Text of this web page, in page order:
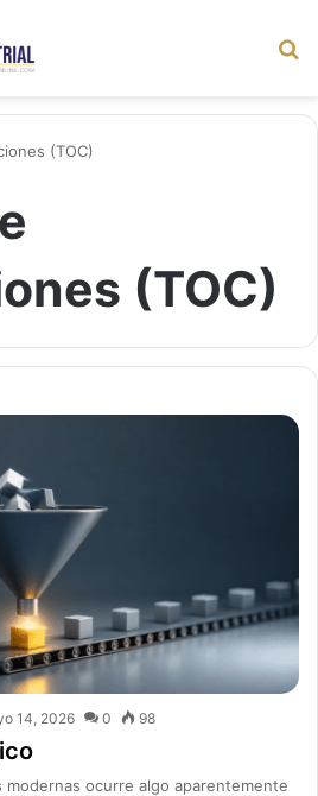
(TOC)
(TOC)
14, 2026 0 98
modernas ocurre algo aparentemente